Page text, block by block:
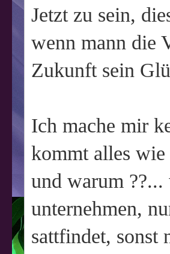
Jetzt zu sein,
wenn mann die
Zukunft sein
Ich mache mir
kommt alles wie
und warum
unternehmen,
sattfindet, sonst